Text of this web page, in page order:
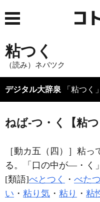
粘つく
（読み）ネバツク
デジタル大辞泉 「粘つく
ねば‐つ・く【粘つ
［動カ五（四）］ 粘っ
る。「口の中が―・く」
[類語]べとつく ・ べた
い ・ 粘り気 ・ 粘り ・ 粘